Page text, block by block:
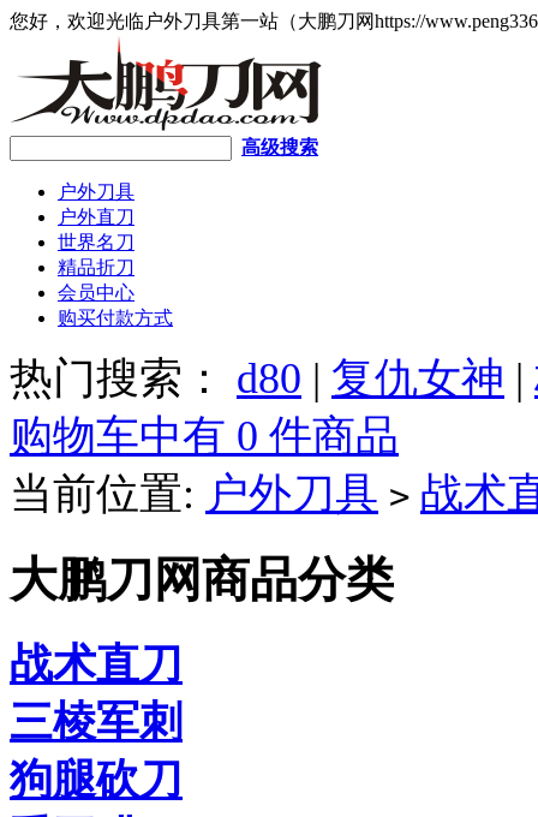
您好，欢迎光临户外刀具第一站（大鹏刀网https://
高级搜索
户外刀具
户外直刀
世界名刀
精品折刀
会员中心
购买付款方式
热门搜索： d80 | 复仇女神 |
购物车中有 0 件商品
当前位置: 户外刀具 > 战术
大鹏刀网商品分类
战术直刀
三棱军刺
狗腿砍刀